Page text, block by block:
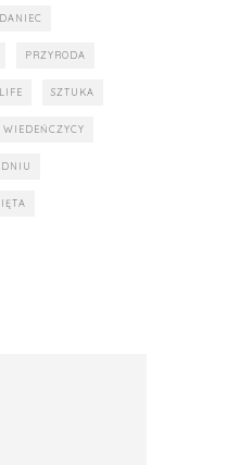
PRZYRODA
SZTUKA
WIEDEŃCZYCY